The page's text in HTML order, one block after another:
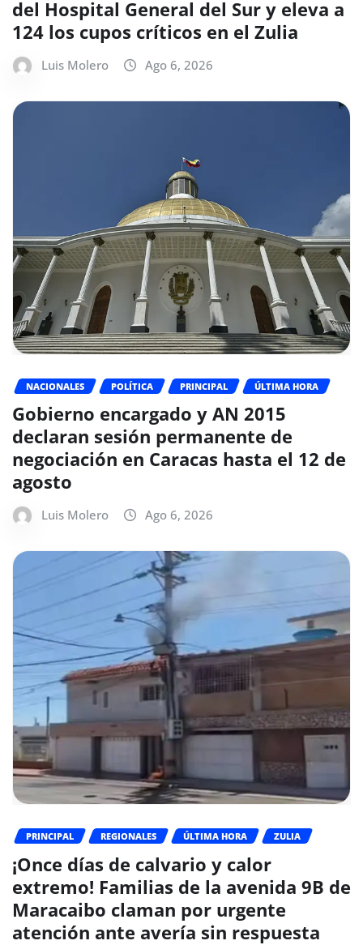
del Hospital General del Sur y eleva a
124 los cupos críticos en el Zulia
Luis Molero Ago 6, 2026
NACIONALES POLÍTICA PRINCIPAL ÚLTIMA HORA
Gobierno encargado y AN 2015
declaran sesión permanente de
negociación en Caracas hasta el 12 de
agosto
Luis Molero Ago 6, 2026
PRINCIPAL REGIONALES ÚLTIMA HORA ZULIA
¡Once días de calvario y calor
extremo! Familias de la avenida 9B de
Maracaibo claman por urgente
atención ante avería sin respuesta